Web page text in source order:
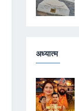
अध्यात्म